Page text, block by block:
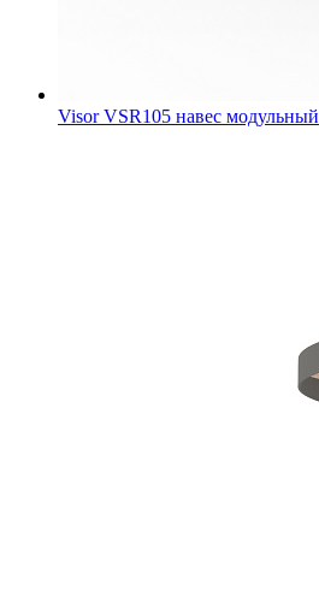
Visor VSR105 навес модульный